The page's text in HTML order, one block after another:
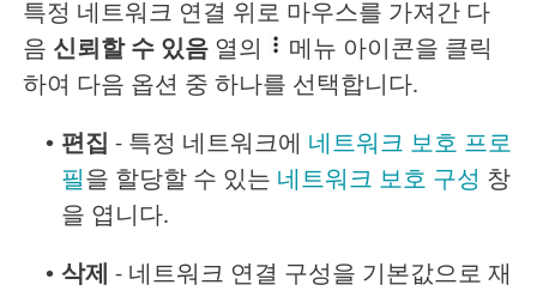
특정 네트워크 연결 위로 마우스를 가져간 다
음 신뢰할 수 있음 열의
메뉴 아이콘을 클릭
하여 다음 옵션 중 하나를 선택합니다.
• 편집 - 특정 네트워크에 네트워크 보호 프로
필 을 할당할 수 있는 네트워크 보호 구성 창
을 엽니다.
• 삭제
- 네트워크 연결 구성을 기본값으로 재